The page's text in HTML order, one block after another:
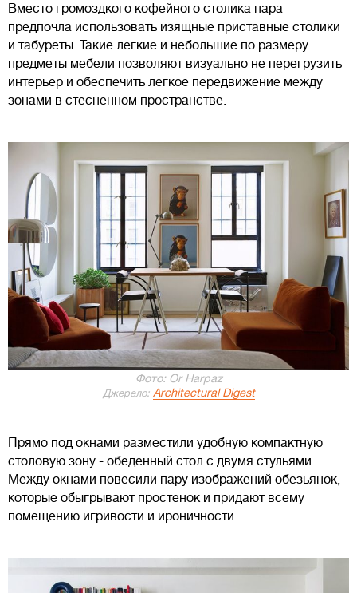
Вместо громоздкого кофейного столика пара
предпочла использовать изящные приставные столики
и табуреты. Такие легкие и небольшие по размеру
предметы мебели позволяют визуально не перегрузить
интерьер и обеспечить легкое передвижение между
зонами в стесненном пространстве.
Фото: Or Harpaz
Джерело: Architectural Digest
Прямо под окнами разместили удобную компактную
столовую зону - обеденный стол с двумя стульями.
Между окнами повесили пару изображений обезьянок,
которые обыгрывают простенок и придают всему
помещению игривости и ироничности.